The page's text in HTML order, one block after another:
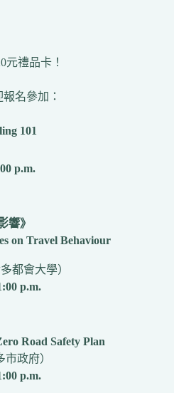
元禮品卡！
名參加：
101
p.m.
響》
on Travel Behaviour
都會大學）
p.m.
Road Safety Plan
政府）
p.m.